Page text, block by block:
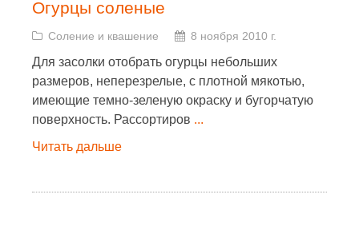
Огурцы соленые
Соление и квашение 8 ноября 2010 г.
Для засолки отобрать огурцы небольших
размеров, неперезрелые, с плотной мякотью,
имеющие темно-зеленую окраску и бугорчатую
поверхность. Рассортиров ...
Читать дальше